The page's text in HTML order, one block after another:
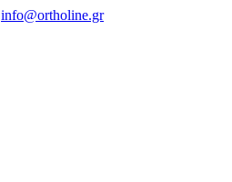
info@ortholine.gr